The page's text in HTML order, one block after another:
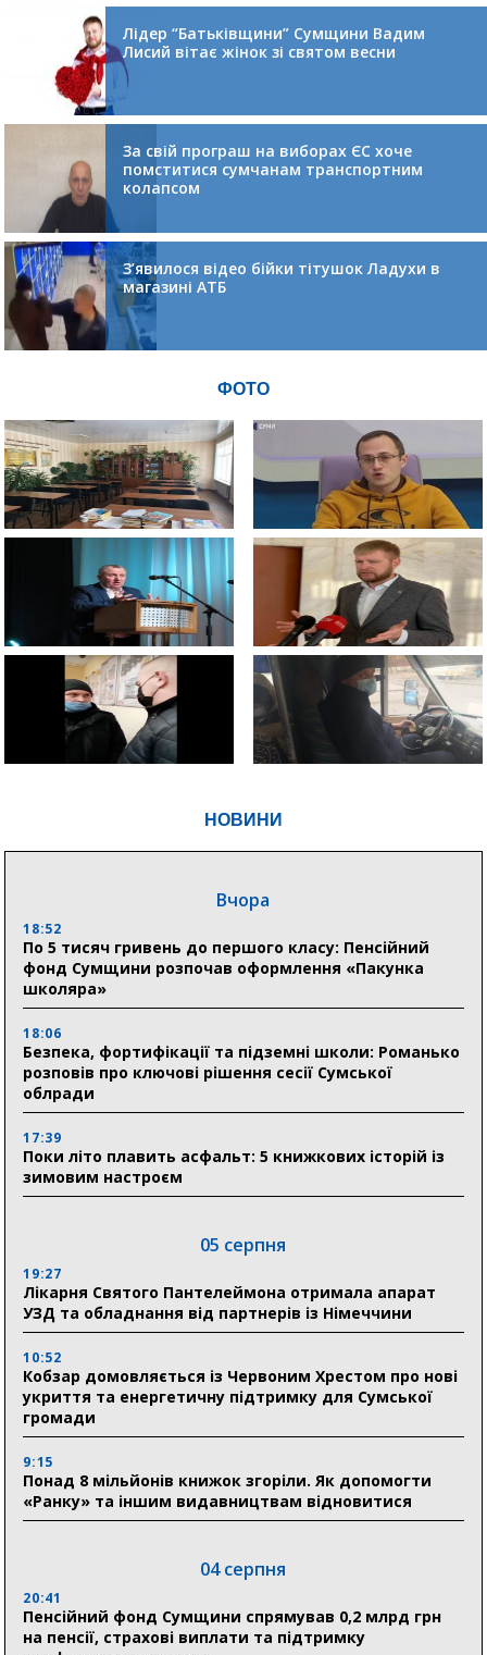
НОВИНИ
Вчора
18:52
По 5 тисяч гривень до першого класу: Пенсійний
фонд Сумщини розпочав оформлення «Пакунка
школяра»
18:06
Безпека, фортифікації та підземні школи: Романько
розповів про ключові рішення сесії Сумської
облради
17:39
Поки літо плавить асфальт: 5 книжкових історій із
зимовим настроєм
05 серпня
19:27
Лікарня Святого Пантелеймона отримала апарат
УЗД та обладнання від партнерів із Німеччини
10:52
Кобзар домовляється із Червоним Хрестом про нові
укриття та енергетичну підтримку для Сумської
громади
9:15
Понад 8 мільйонів книжок згоріли. Як допомогти
«Ранку» та іншим видавництвам відновитися
04 серпня
20:41
Пенсійний фонд Сумщини спрямував 0,2 млрд грн
на пенсії, страхові виплати та підтримку
Лідер “Батьківщини” Сумщини Вадим
Лисий вітає жінок зі святом весни
За свій програш на виборах ЄС хоче
помститися сумчанам транспортним
колапсом
З’явилося відео бійки тітушок Ладухи в
магазині АТБ
ФОТО